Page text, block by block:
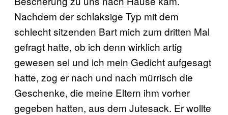
Nachdem der schlaksige Typ mit dem
schlecht sitzenden Bart mich zum dritten Mal
gefragt hatte, ob ich denn wirklich artig
gewesen sei und ich mein Gedicht aufgesagt
hatte, zog er nach und nach mürrisch die
Geschenke, die meine Eltern ihm vorher
gegeben hatten, aus dem Jutesack. Er wollte